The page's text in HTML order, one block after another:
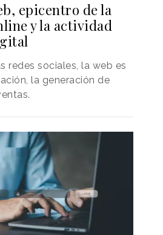
epicentro de la
y la actividad
redes sociales, la web es
la generación de